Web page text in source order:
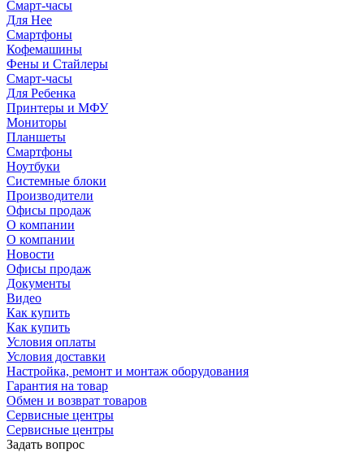
Смарт-часы
Для Нее
Смартфоны
Кофемашины
Фены и Стайлеры
Смарт-часы
Для Ребенка
Принтеры и МФУ
Мониторы
Планшеты
Смартфоны
Ноутбуки
Системные блоки
Производители
Офисы продаж
О компании
О компании
Новости
Офисы продаж
Документы
Видео
Как купить
Как купить
Условия оплаты
Условия доставки
Настройка, ремонт и монтаж оборудования
Гарантия на товар
Обмен и возврат товаров
Сервисные центры
Сервисные центры
Задать вопрос